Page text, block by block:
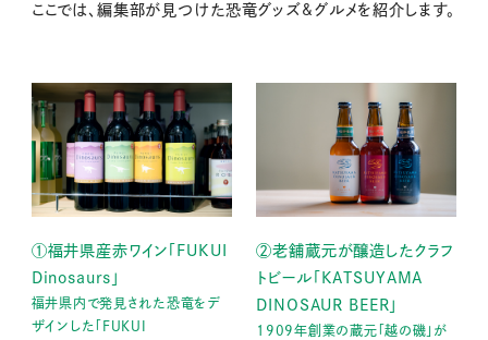
ここでは、編集部が見つけた恐竜グッズ&グルメを紹介します。
①福井県産赤ワイン｢FUKUI
Dinosaurs｣
福井県内で発見された恐竜をデ
ザインした｢FUKUI
②老舗蔵元が醸造したクラフ
トビール「KATSUYAMA
DINOSAUR BEER」
1909年創業の蔵元「越の磯」が